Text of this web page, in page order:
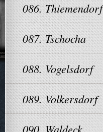
086. Thiemendorf
087. Tschocha
088. Vogelsdorf
089. Volkersdorf
090. Waldeck